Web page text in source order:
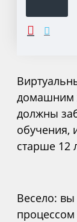
ОПИСАНИЕ
домашним
должны
обучения,
старше 12
Весело: